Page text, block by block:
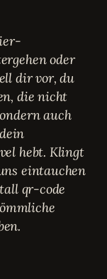
oder
dir vor, du
die nicht
auch
hebt. Klingt
eintauchen
qr-code